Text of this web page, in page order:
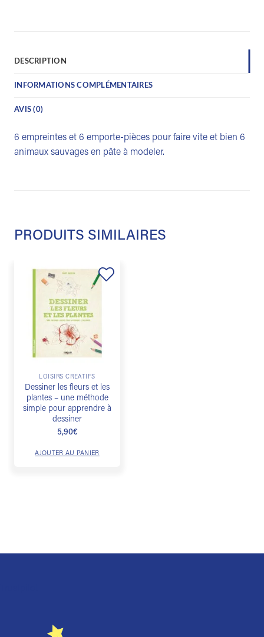
DESCRIPTION
INFORMATIONS COMPLÉMENTAIRES
AVIS (0)
6 empreintes et 6 emporte-pièces pour faire vite et bien 6
animaux sauvages en pâte à modeler.
PRODUITS SIMILAIRES
LOISIRS CRÉATIFS
Dessiner les fleurs et les
plantes – une méthode
simple pour apprendre à
dessiner
5,90€
AJOUTER AU PANIER